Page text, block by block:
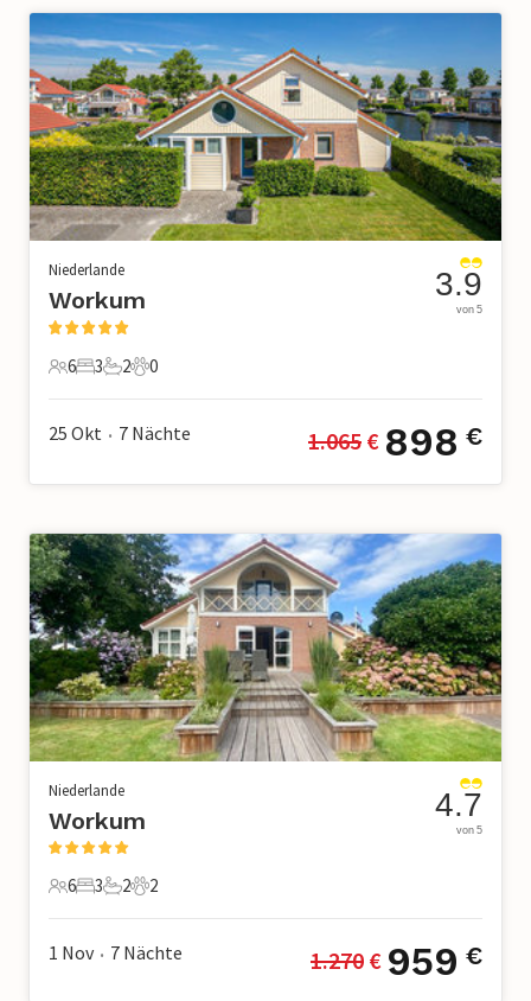
Niederlande
Workum
6 Gäste
6
3 Schlafzimmer
3
2 Badezimmer
2
0 Haustiere
0
3.9
von 5
25 Okt • 7 Nächte 1.065 € 898 €
Niederlande
Workum
6 Gäste
6
3 Schlafzimmer
3
2 Badezimmer
2
2 Haustiere
2
4.7
von 5
1 Nov • 7 Nächte 1.270 € 959 €